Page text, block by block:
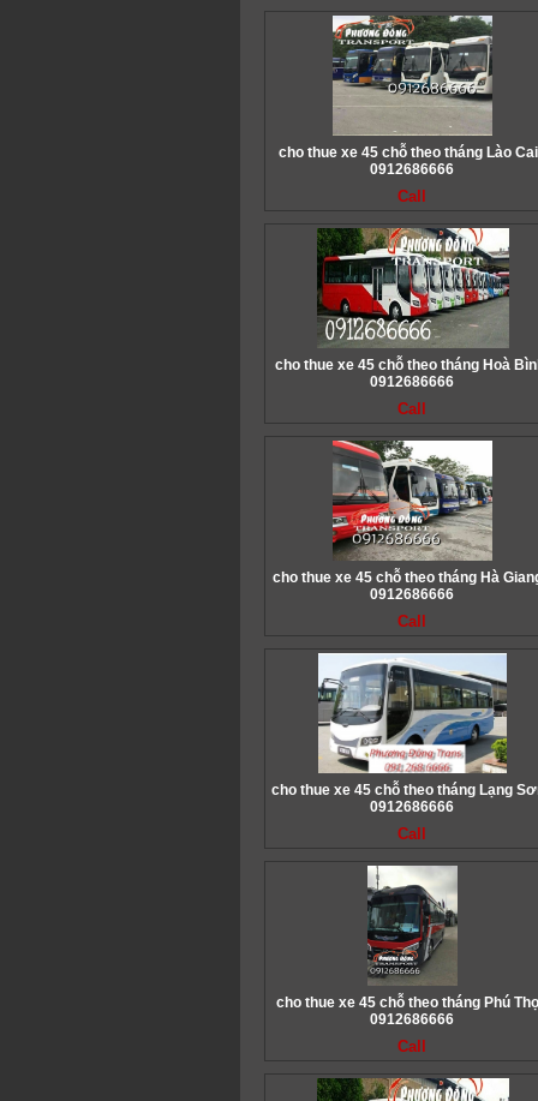
cho thue xe 45 chỗ theo tháng Lào
0912686666
Call
cho thue xe 45 chỗ theo tháng Hoà
0912686666
Call
cho thue xe 45 chỗ theo tháng Hà
0912686666
Call
cho thue xe 45 chỗ theo tháng Lạng
0912686666
Call
cho thue xe 45 chỗ theo tháng Phú
0912686666
Call